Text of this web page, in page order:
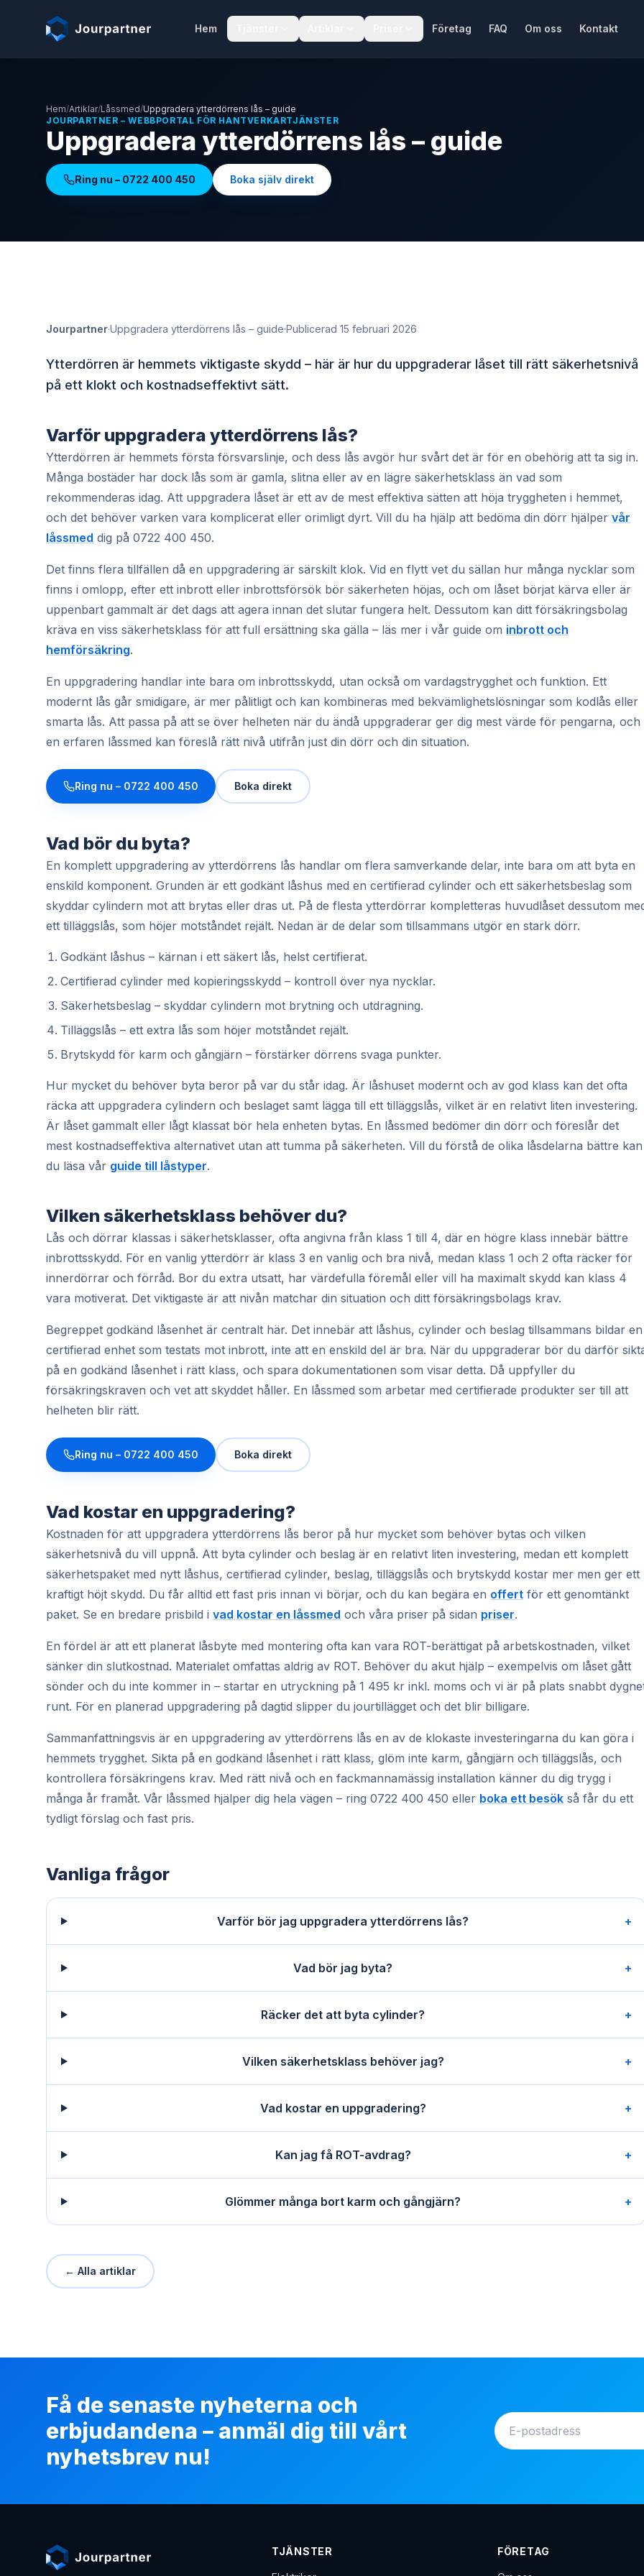
Hem Företag FAQ Om oss Kontakt
Hem/Artiklar/Låssmed/Uppgradera ytterdörrens lås – guide
JOURPARTNER – WEBBPORTAL FÖR HANTVERKARTJÄNSTER
Uppgradera ytterdörrens lås – guide
Ring nu – 0722 400 450 Boka själv direkt
Jourpartner·Uppgradera ytterdörrens lås – guide·Publicerad 15 februari 2026
Ytterdörren är hemmets viktigaste skydd – här är hur du uppgraderar låset till rätt säkerhetsnivå
på ett klokt och kostnadseffektivt sätt.
Varför uppgradera ytterdörrens lås?
Ytterdörren är hemmets första försvarslinje, och dess lås avgör hur svårt det är för en obehörig att ta sig in.
Många bostäder har dock lås som är gamla, slitna eller av en lägre säkerhetsklass än vad som
rekommenderas idag. Att uppgradera låset är ett av de mest effektiva sätten att höja tryggheten i hemmet,
och det behöver varken vara komplicerat eller orimligt dyrt. Vill du ha hjälp att bedöma din dörr hjälper vår
låssmed dig på 0722 400 450.
Det finns flera tillfällen då en uppgradering är särskilt klok. Vid en flytt vet du sällan hur många nycklar som
finns i omlopp, efter ett inbrott eller inbrottsförsök bör säkerheten höjas, och om låset börjat kärva eller är
uppenbart gammalt är det dags att agera innan det slutar fungera helt. Dessutom kan ditt försäkringsbolag
kräva en viss säkerhetsklass för att full ersättning ska gälla – läs mer i vår guide om inbrott och
hemförsäkring.
En uppgradering handlar inte bara om inbrottsskydd, utan också om vardagstrygghet och funktion. Ett
modernt lås går smidigare, är mer pålitligt och kan kombineras med bekvämlighetslösningar som kodlås eller
smarta lås. Att passa på att se över helheten när du ändå uppgraderar ger dig mest värde för pengarna, och
en erfaren låssmed kan föreslå rätt nivå utifrån just din dörr och din situation.
Ring nu – 0722 400 450 Boka direkt
Vad bör du byta?
En komplett uppgradering av ytterdörrens lås handlar om flera samverkande delar, inte bara om att byta en
enskild komponent. Grunden är ett godkänt låshus med en certifierad cylinder och ett säkerhetsbeslag som
skyddar cylindern mot att brytas eller dras ut. På de flesta ytterdörrar kompletteras huvudlåset dessutom
ett tilläggslås, som höjer motståndet rejält. Nedan är de delar som tillsammans utgör en stark dörr.
Godkänt låshus – kärnan i ett säkert lås, helst certifierat.
Certifierad cylinder med kopieringsskydd – kontroll över nya nycklar.
Säkerhetsbeslag – skyddar cylindern mot brytning och utdragning.
Tilläggslås – ett extra lås som höjer motståndet rejält.
Brytskydd för karm och gångjärn – förstärker dörrens svaga punkter.
Hur mycket du behöver byta beror på var du står idag. Är låshuset modernt och av god klass kan det ofta
räcka att uppgradera cylindern och beslaget samt lägga till ett tilläggslås, vilket är en relativt liten investering.
Är låset gammalt eller lågt klassat bör hela enheten bytas. En låssmed bedömer din dörr och föreslår det
mest kostnadseffektiva alternativet utan att tumma på säkerheten. Vill du förstå de olika låsdelarna bättre kan
du läsa vår guide till låstyper.
Vilken säkerhetsklass behöver du?
Lås och dörrar klassas i säkerhetsklasser, ofta angivna från klass 1 till 4, där en högre klass innebär bättre
inbrottsskydd. För en vanlig ytterdörr är klass 3 en vanlig och bra nivå, medan klass 1 och 2 ofta räcker för
innerdörrar och förråd. Bor du extra utsatt, har värdefulla föremål eller vill ha maximalt skydd kan klass 4
vara motiverat. Det viktigaste är att nivån matchar din situation och ditt försäkringsbolags krav.
Begreppet godkänd låsenhet är centralt här. Det innebär att låshus, cylinder och beslag tillsammans bildar en
certifierad enhet som testats mot inbrott, inte att en enskild del är bra. När du uppgraderar bör du därför
på en godkänd låsenhet i rätt klass, och spara dokumentationen som visar detta. Då uppfyller du
försäkringskraven och vet att skyddet håller. En låssmed som arbetar med certifierade produkter ser till att
helheten blir rätt.
Ring nu – 0722 400 450 Boka direkt
Vad kostar en uppgradering?
Kostnaden för att uppgradera ytterdörrens lås beror på hur mycket som behöver bytas och vilken
säkerhetsnivå du vill uppnå. Att byta cylinder och beslag är en relativt liten investering, medan ett komplett
säkerhetspaket med nytt låshus, certifierad cylinder, beslag, tilläggslås och brytskydd kostar mer men ger ett
kraftigt höjt skydd. Du får alltid ett fast pris innan vi börjar, och du kan begära en offert för ett genomtänkt
paket. Se en bredare prisbild i vad kostar en låssmed och våra priser på sidan priser.
En fördel är att ett planerat låsbyte med montering ofta kan vara ROT-berättigat på arbetskostnaden, vilket
sänker din slutkostnad. Materialet omfattas aldrig av ROT. Behöver du akut hjälp – exempelvis om låset gått
sönder och du inte kommer in – startar en utryckning på 1 495 kr inkl. moms och vi är på plats snabbt
runt. För en planerad uppgradering på dagtid slipper du jourtillägget och det blir billigare.
Sammanfattningsvis är en uppgradering av ytterdörrens lås en av de klokaste investeringarna du kan göra i
hemmets trygghet. Sikta på en godkänd låsenhet i rätt klass, glöm inte karm, gångjärn och tilläggslås, och
kontrollera försäkringens krav. Med rätt nivå och en fackmannamässig installation känner du dig trygg i
många år framåt. Vår låssmed hjälper dig hela vägen – ring 0722 400 450 eller boka ett besök så får du ett
tydligt förslag och fast pris.
Vanliga frågor
Varför bör jag uppgradera ytterdörrens lås? +
Vad bör jag byta? +
Räcker det att byta cylinder? +
Vilken säkerhetsklass behöver jag? +
Vad kostar en uppgradering? +
Kan jag få ROT-avdrag? +
Glömmer många bort karm och gångjärn? +
← Alla artiklar
Få de senaste nyheterna och
erbjudandena – anmäl dig till vårt
nyhetsbrev nu!
TJÄNSTER FÖRETAG